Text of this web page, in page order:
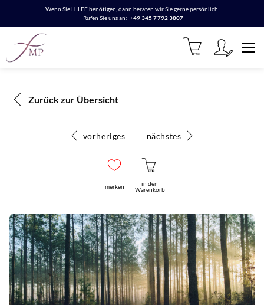
Wenn Sie HILFE benötigen, dann beraten wir Sie gerne persönlich.
Rufen Sie uns an: +49 345 7792 3807
Zurück zur Übersicht
vorheriges nächstes
merken
in den
Warenkorb